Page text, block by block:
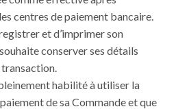
centres de paiement bancaire.
et d’imprimer son
conserver ses détails
habilité à utiliser la
de sa Commande et que